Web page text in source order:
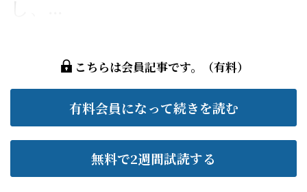
し、...
こちらは会員記事です。（有料）
有料会員になって続きを読む
無料で2週間試読する